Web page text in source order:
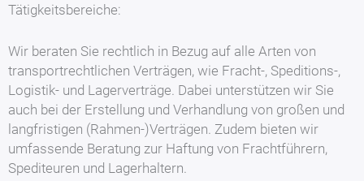
Tätigkeitsbereiche:
Wir beraten Sie rechtlich in Bezug auf alle Arten von
transportrechtlichen Verträgen, wie Fracht-, Speditions-,
Logistik- und Lagerverträge. Dabei unterstützen wir Sie
auch bei der Erstellung und Verhandlung von großen und
langfristigen (Rahmen-)Verträgen. Zudem bieten wir
umfassende Beratung zur Haftung von Frachtführern,
Spediteuren und Lagerhaltern.